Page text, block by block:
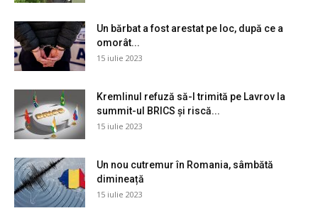
Un bărbat a fost arestat pe loc, după ce a
omorât...
15 iulie 2023
Kremlinul refuză să-l trimită pe Lavrov la
summit-ul BRICS și riscă...
15 iulie 2023
Un nou cutremur în Romania, sâmbătă
dimineață
15 iulie 2023